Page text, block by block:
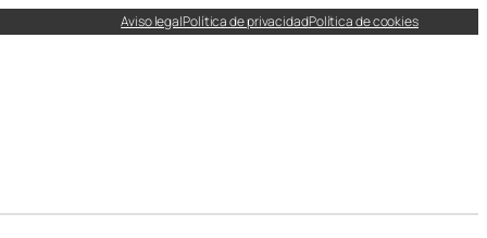
Aviso legalPolítica de privacidadPolítica de cookies